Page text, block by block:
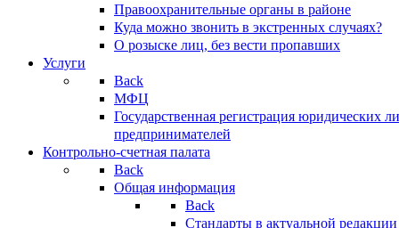
Правоохранительные органы в районе
Куда можно звонить в экстренных случаях?
О розыске лиц, без вести пропавших
Услуги
Back
МФЦ
Государственная регистрация юридических
предпринимателей
Контрольно-счетная палата
Back
Общая информация
Back
Стандарты в актуальной редакции